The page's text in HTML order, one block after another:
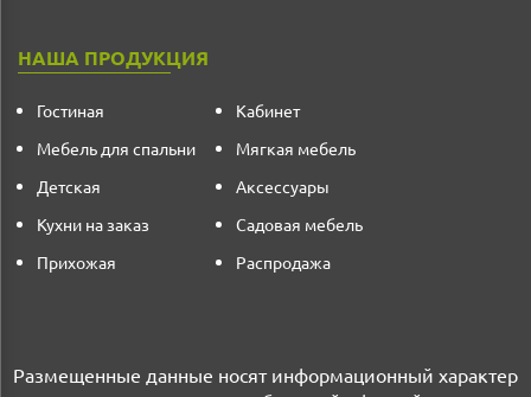
НАША ПРОДУКЦИЯ
Гостиная
Мебель для спальни
Детская
Кухни на заказ
Прихожая
Кабинет
Мягкая мебель
Аксессуары
Садовая мебель
Распродажа
Размещенные данные носят информационный характер